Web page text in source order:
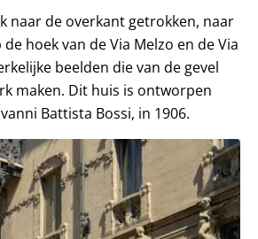
naar de overkant getrokken, naar
de hoek van de Via Melzo en de Via
beelden die van de gevel
maken. Dit huis is ontworpen
Battista Bossi, in 1906.